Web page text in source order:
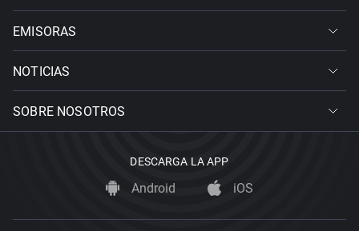
EMISORAS
NOTICIAS
SOBRE NOSOTROS
DESCARGA LA APP
Android iOS